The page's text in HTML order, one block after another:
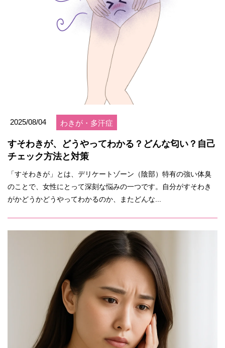
2025/08/04 わきが・多汗症
すそわきが、どうやってわかる？どんな匂い？自己
チェック方法と対策
「すそわきが」とは、デリケートゾーン（陰部）特有の強い体臭
のことで、女性にとって深刻な悩みの一つです。自分がすそわき
がかどうかどうやってわかるのか、またどんな...